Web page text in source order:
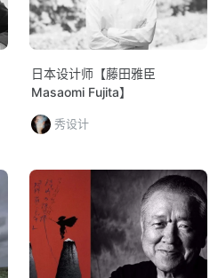
日本设计师【藤田雅臣
Masaomi Fujita】
秀设计